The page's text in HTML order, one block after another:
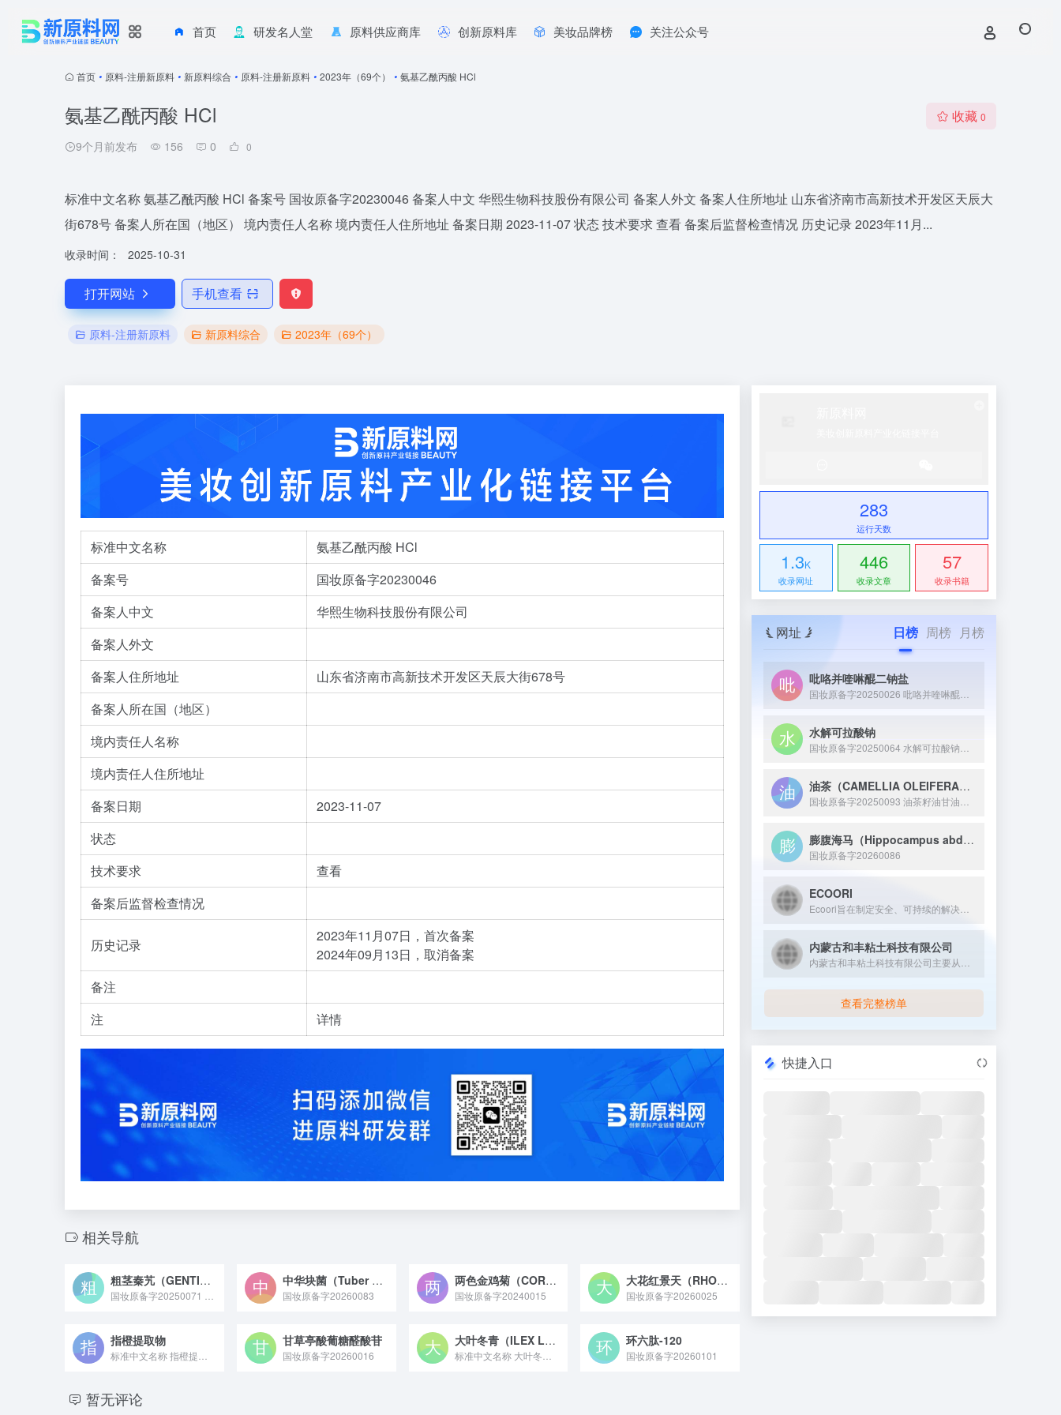
首页 研发名人堂 原料供应商库 创新原料库 美妆品牌榜 关注公众号
首页 • 原料-注册新原料 • 新原料综合 • 原料-注册新原料 • 2023年（69个） • 氨基乙酰丙酸 HCl
氨基乙酰丙酸 HCl
9个月前发布 156 0 0
收藏 0
标准中文名称 氨基乙酰丙酸 HCl 备案号 国妆原备字20230046 备案人中文 华熙生物科技股份有限公司 备案人外文 备案人住所地址 山东省济南市高新技术开发区天辰大
街678号 备案人所在国（地区） 境内责任人名称 境内责任人住所地址 备案日期 2023-11-07 状态 技术要求 查看 备案后监督检查情况 历史记录 2023年11月...
收录时间： 2025-10-31
打开网站 手机查看
原料-注册新原料 新原料综合 2023年（69个）
标准中文名称
氨基乙酰丙酸 HCl
备案号
国妆原备字20230046
备案人中文
华熙生物科技股份有限公司
备案人外文
备案人住所地址
山东省济南市高新技术开发区天辰大街678号
备案人所在国（地区）
境内责任人名称
境内责任人住所地址
备案日期
2023-11-07
状态
技术要求
查看
备案后监督检查情况
历史记录
2023年11月07日，首次备案
2024年09月13日，取消备案
备注
注
详情
相关导航
粗茎秦艽（GENTIANA CRASSICAULIS）根提取物
国妆原备字20250071 粗茎秦艽（GENTIANA CRASSICAULIS）根提取物是从龙胆科秦艽属植物粗茎秦艽的根部提取的活性原料，富含龙胆苦苷、黄酮类等成分，具备抗氧化、舒缓皮肤外界刺激的特性，常作为天然功效成分应用于敏感肌护理或维稳类化妆品领域。
中华块菌（Tuber sinense）提取物
国妆原备字20260083
两色金鸡菊（COREOPSIS TINCTORIA）花提取物
国妆原备字20240015
大花红景天（RHODIOLA CRENULATA）愈伤组织溶胞产物滤液
国妆原备字20260025
指橙提取物
标准中文名称 指橙提取物 备案号 国妆原备字20230034...
甘草亭酸葡糖醛酸苷
国妆原备字20260016
大叶冬青（ILEX LATIFOLIA）叶提取物
标准中文名称 大叶冬青（ILEX LATIFOLIA）叶提取...
环六肽-120
国妆原备字20260101
暂无评论
283
运行天数
1.3K
收录网址
446
收录文章
57
收录书籍
网址 日榜 周榜 月榜
吡咯并喹啉醌二钠盐
水解可拉酸钠
油茶（CAMELLIA OLEIFERA）籽油甘油二酯
膨腹海马（Hippocampus abdominalis）提取物
国妆原备字20260086
ECOORI
内蒙古和丰粘土科技有限公司
查看完整榜单
快捷入口